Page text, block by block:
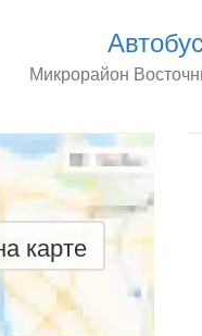
Микрорайон
карте